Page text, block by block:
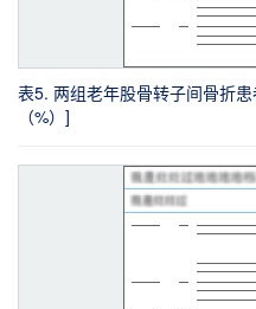
表5. 两组老年股骨转子间骨折患者的髋关节功能优良率比较[例
（%）]